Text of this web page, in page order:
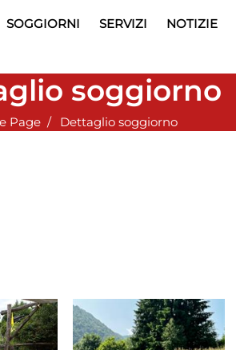
SOGGIORNI SERVIZI NOTIZIE
soggiorno
Page Dettaglio soggiorno